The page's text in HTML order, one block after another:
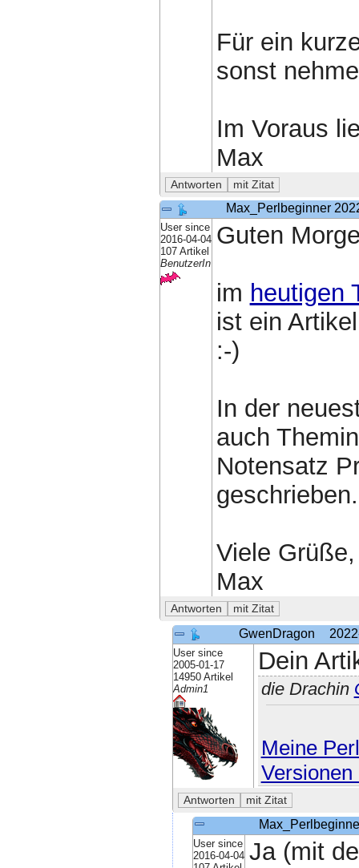
Für ein
sonst
Im Voraus
Max
Max_Perlbeginner
User since
2016-04-04
107 Artikel
BenutzerIn
Guten
im heutigen
ist ein
:-)
In der
auch
Notensatz
geschrieben.
Viele Grüße,
Max
GwenDragon
User since
2005-01-17
14950 Artikel
Admin1
Dein
die Drachin
Meine
User since
2016-04-04 Ja (mit